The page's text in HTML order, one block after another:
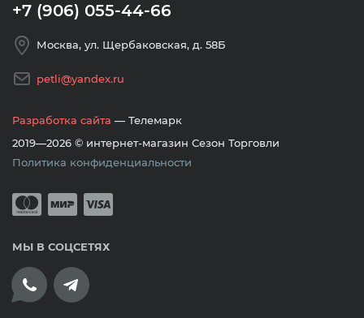
+7 (906) 055-44-66
Москва, ул. Щербаковская, д. 58Б
petli@yandex.ru
Разработка сайта — Телемарк
2019—2026 © интернет-магазин Сезон Торговли
Политика конфиденциальности
Принимается оплата банковскими
МЫ В СОЦСЕТЯХ